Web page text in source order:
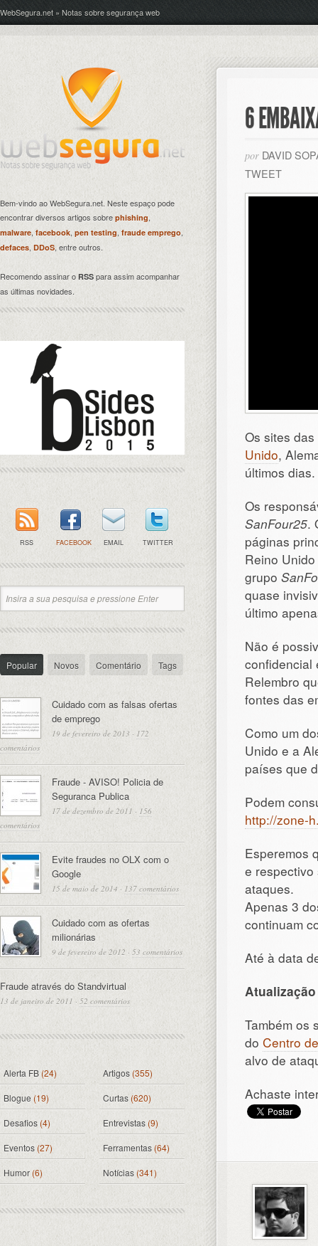
WebSegura.net » Notas sobre segurança web
6
por DAVID
TWEET
Os sites
Unido,
últimos dias.
Os
SanFour25.
páginas
Reino
grupo
quase
último
Não é
confidencial
Relembro
fontes das
Como um
Unido e a
países que
Podem
http://zone-
Esperemos
e
ataques.
Apenas 3
continuam
Até à data
Também os
do Centro
alvo de
Achaste
Bem-vindo ao WebSegura.net. Neste espaço pode
encontrar diversos artigos sobre phishing,
malware, facebook, pen testing fraude emprego,
defaces, DDoS, entre outros.
Recomendo assinar o RSS para assim acompanhar
as últimas novidades.
RSS FACEBOOK EMAIL TWITTER
Popular Novos Comentário Tags
Cuidado com as falsas ofertas
de emprego
19 de fevereiro de 2013 · 172
comentários
Fraude - AVISO! Policia de
Seguranca Publica
17 de dezembro de 2011 · 156
comentários
Evite fraudes no OLX com o
Google
15 de maio de 2014 · 137 comentários
Cuidado com as ofertas
milionárias
9 de fevereiro de 2012 · 53 comentários
Fraude através do Standvirtual
13 de janeiro de 2011 · 52 comentários
Alerta FB(24) Artigos (355)
Blogue (19) Curtas (620)
Desafios (4) Entrevistas (9)
Eventos(27) Ferramentas(64)
Humor (6) Notícias(341)